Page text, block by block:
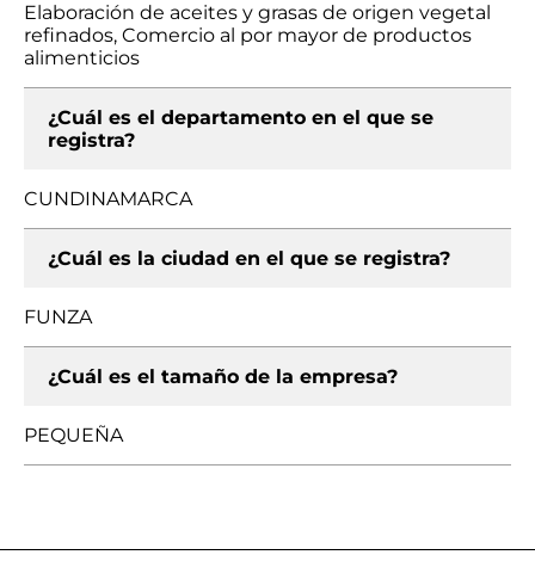
Elaboración de aceites y grasas de origen vegetal
refinados, Comercio al por mayor de productos
alimenticios
¿Cuál es el departamento en el que se
registra?
CUNDINAMARCA
¿Cuál es la ciudad en el que se registra?
FUNZA
¿Cuál es el tamaño de la empresa?
PEQUEÑA